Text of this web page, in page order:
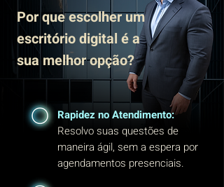
Por que escolher um
escritório digital é a
sua melhor opção?
Rapidez no Atendimento:
Resolvo suas questões de
maneira ágil, sem a espera por
agendamentos presenciais.